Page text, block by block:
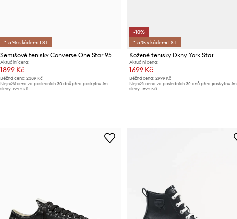
*-5 % s kódem: LST
Semišové tenisky Converse One Star 95
Aktuální cena:
1899 Kč
Běžná cena: 2389 Kč
Nejnižší cena za posledních 30 dnů před poskytnutím
slevy: 1949 Kč
-10%
*-5 % s kódem: LST
Kožené tenisky Dkny York Star
Aktuální cena:
1699 Kč
Běžná cena: 2999 Kč
Nejnižší cena za posledních 30 dnů před poskytnutím
slevy: 1899 Kč